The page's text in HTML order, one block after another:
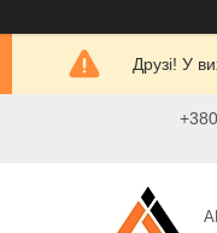
Друзі! У